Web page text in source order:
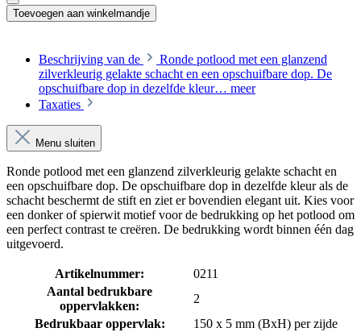
Toevoegen aan winkelmandje
Beschrijving van de
Ronde potlood met een glanzend
zilverkleurig gelakte schacht en een opschuifbare dop. De
opschuifbare dop in dezelfde kleur… meer
Taxaties
Menu sluiten
Ronde potlood met een glanzend zilverkleurig gelakte schacht en
een opschuifbare dop. De opschuifbare dop in dezelfde kleur als de
schacht beschermt de stift en ziet er bovendien elegant uit. Kies voor
een donker of spierwit motief voor de bedrukking op het potlood om
een perfect contrast te creëren. De bedrukking wordt binnen één dag
uitgevoerd.
Artikelnummer:
0211
Aantal bedrukbare
oppervlakken:
2
Bedrukbaar oppervlak:
150 x 5 mm (BxH) per zijde